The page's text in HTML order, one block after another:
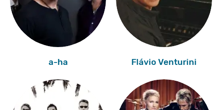
a-ha Flávio Venturini